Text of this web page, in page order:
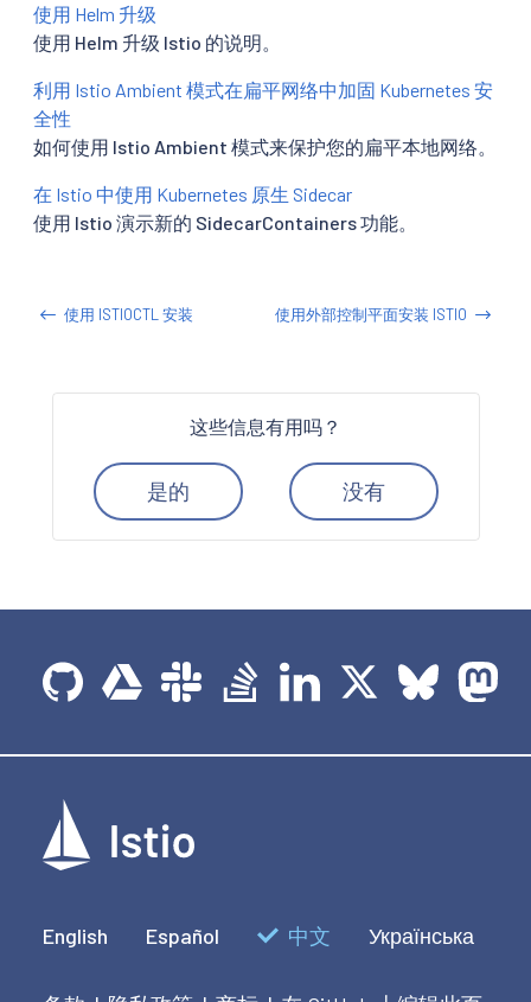
使用 Helm 升级
使用 Helm 升级 Istio 的说明。
利用 Istio Ambient 模式在扁平网络中加固 Kubernetes 安
全性
如何使用 Istio Ambient 模式来保护您的扁平本地网络。
在 Istio 中使用 Kubernetes 原生 Sidecar
使用 Istio 演示新的 SidecarContainers 功能。
使用 ISTIOCTL 安装 使用外部控制平面安装 ISTIO
这些信息有用吗？
是的 没有
English Español 中文 Українська